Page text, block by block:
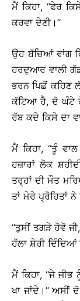
ਮੈਂ ਕਿਹਾ, ‘‘ਫੇਰ
ਕਰਵਾ ਦੇਣੀ।’’
ਉਹ ਬੱਚਿਆਂ ਵਾਂਗ
ਹਰਦੁਆਰ ਵਾਲੀ
ਭਰਨ ਪਿਛੋਂ ਕਹਿਣ
ਕੱਟਿਆ ਹੈ, ਦੋ ਘੰਟੇ
ਰੱਬ ਕਦੇ ਕਿਸੇ ਦਾ
ਮੈਂ ਕਿਹਾ, ‘‘ਤੂੰ
ਹਜ਼ਾਰਾਂ ਲੋਕ
ਤਰ੍ਹਾਂ ਦੀ ਮੌਤ
ਤਾਂ ਮੇਰੇ ਪ੍ਰੋਹਿਤਾਂ ਨੇ
‘‘ਤੁਸੀਂ ਤਗੜੇ ਹੋਵੋ
ਹੱਲਾ ਸ਼ੇਰੀ ਦਿੰਦਿਆਂ
ਮੈਂ ਕਿਹਾ, ‘‘ਜੇ
ਖਾ ਜਾਂਦੇ।’’